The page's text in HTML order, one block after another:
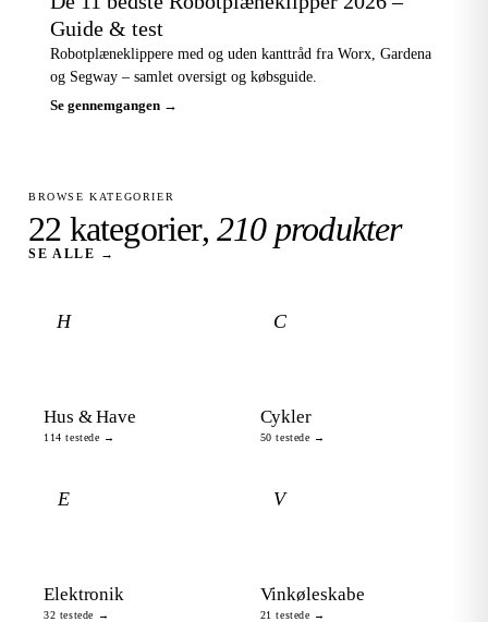
Guide & test
Robotplæneklippere med og uden kanttråd fra Worx, Gardena
og Segway – samlet oversigt og købsguide.
Se gennemgangen →
BROWSE KATEGORIER
22 kategorier, 210 produkter
SE ALLE →
H
Hus & Have
114 testede →
C
Cykler
50 testede →
E
Elektronik
32 testede →
V
Vinkøleskabe
21 testede →